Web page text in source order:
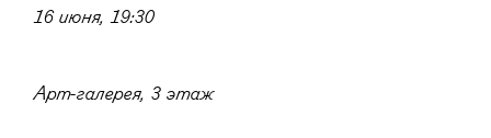
16 июня, 19:30
Арт-галерея, 3 этаж